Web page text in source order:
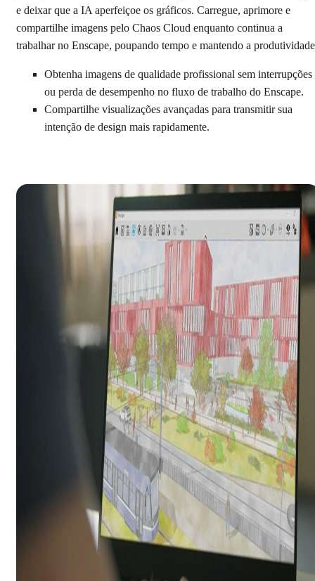
e deixar que a IA aperfeiçoe os gráficos. Carregue, aprimore e
compartilhe imagens pelo Chaos Cloud enquanto continua a
trabalhar no Enscape, poupando tempo e mantendo a
Obtenha imagens de qualidade profissional sem interrupções
ou perda de desempenho no fluxo de trabalho do Enscape.
Compartilhe visualizações avançadas para transmitir sua
intenção de design mais rapidamente.